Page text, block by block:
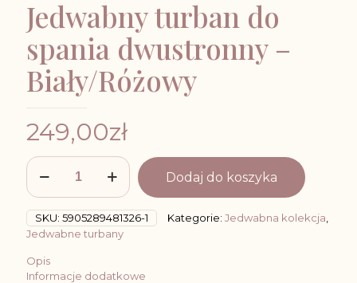
Jedwabny turban do
spania dwustronny –
Biały/Różowy
249,00zł
ilość
Jedwabny
turban
do
spania
dwustronny
Biały/Różowy
Dodaj do koszyka
SKU: 5905289481326-1 Kategorie: Jedwabna kolekcja
Jedwabne turbany
Opis
Informacje dodatkowe